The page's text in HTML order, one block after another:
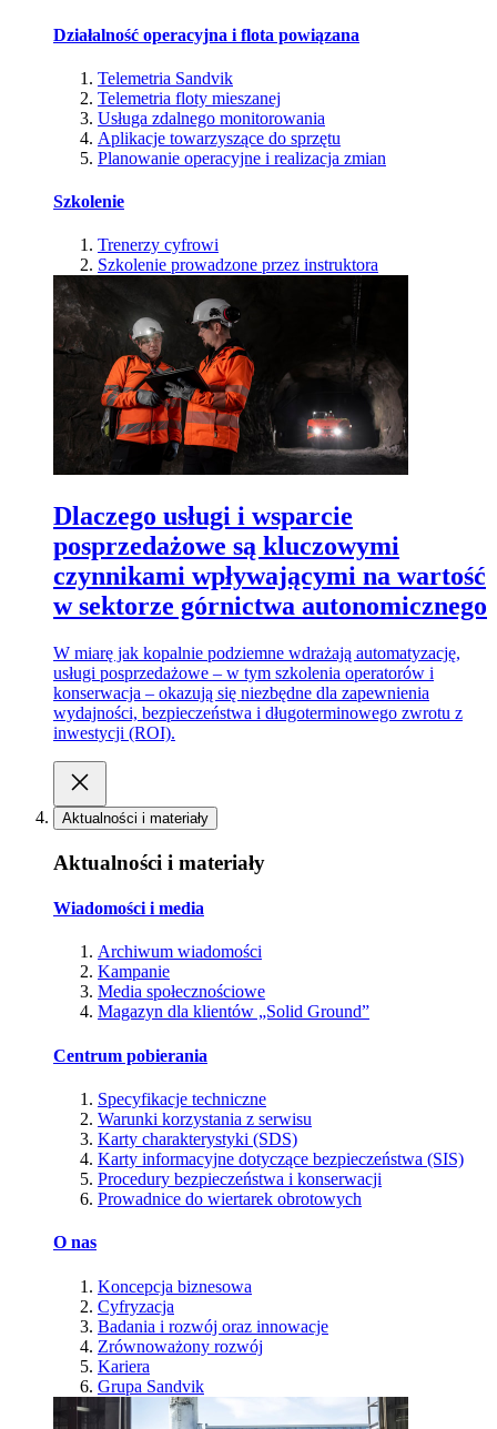
Działalność operacyjna i flota powiązana
Telemetria Sandvik
Telemetria floty mieszanej
Usługa zdalnego monitorowania
Aplikacje towarzyszące do sprzętu
Planowanie operacyjne i realizacja zmian
Szkolenie
Trenerzy cyfrowi
Szkolenie prowadzone przez instruktora
Dlaczego usługi i wsparcie
posprzedażowe są kluczowymi
czynnikami wpływającymi na wartość
w sektorze górnictwa autonomicznego
W miarę jak kopalnie podziemne wdrażają automatyzację,
usługi posprzedażowe – w tym szkolenia operatorów i
konserwacja – okazują się niezbędne dla zapewnienia
wydajności, bezpieczeństwa i długoterminowego zwrotu z
inwestycji (ROI).
Aktualności i materiały
Aktualności i materiały
Wiadomości i media
Archiwum wiadomości
Kampanie
Media społecznościowe
Magazyn dla klientów „Solid Ground”
Centrum pobierania
Specyfikacje techniczne
Warunki korzystania z serwisu
Karty charakterystyki (SDS)
Karty informacyjne dotyczące bezpieczeństwa (SIS)
Procedury bezpieczeństwa i konserwacji
Prowadnice do wiertarek obrotowych
O nas
Koncepcja biznesowa
Cyfryzacja
Badania i rozwój oraz innowacje
Zrównoważony rozwój
Kariera
Grupa Sandvik